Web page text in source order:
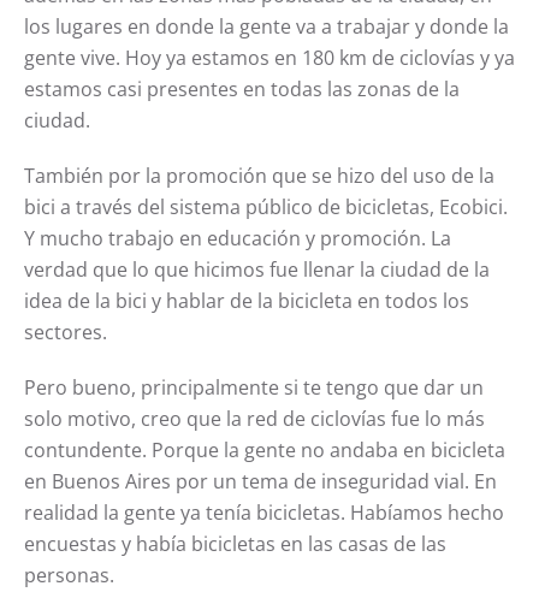
los lugares en donde la gente va a trabajar y donde la
gente vive. Hoy ya estamos en 180 km de ciclovías y ya
estamos casi presentes en todas las zonas de la
ciudad.
También por la promoción que se hizo del uso de la
bici a través del sistema público de bicicletas, Ecobici.
Y mucho trabajo en educación y promoción. La
verdad que lo que hicimos fue llenar la ciudad de la
idea de la bici y hablar de la bicicleta en todos los
sectores.
Pero bueno, principalmente si te tengo que dar un
solo motivo, creo que la red de ciclovías fue lo más
contundente. Porque la gente no andaba en bicicleta
en Buenos Aires por un tema de inseguridad vial. En
realidad la gente ya tenía bicicletas. Habíamos hecho
encuestas y había bicicletas en las casas de las
personas.